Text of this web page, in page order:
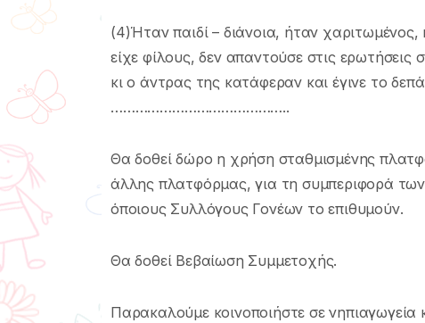
(4)Ήταν παιδί – διάνοια, ήταν
είχε φίλους, δεν απαντούσε στις
κι ο άντρας της κατάφεραν και έγινε το
……………………………………..
Θα δοθεί δώρο η χρήση σταθμισμένης
άλλης πλατφόρμας, για τη συμπεριφορά
όποιους Συλλόγους Γονέων το επιθυμούν.
Θα δοθεί Βεβαίωση Συμμετοχής.
Παρακαλούμε κοινοποιήστε σε νηπιαγωγεία